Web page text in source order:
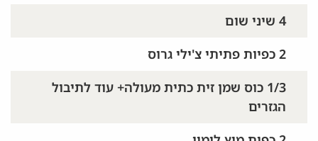
4 שיני שום
2 כפיות פתיתי צ'ילי גרוס
1/3 כוס שמן זית כתית מעולה+ עוד לתיבול
הגזרים